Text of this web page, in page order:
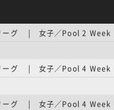
ーグ | 女子／Pool 2 Week
ーグ | 女子／Pool 4 Week
ーグ | 女子／Pool 4 Week